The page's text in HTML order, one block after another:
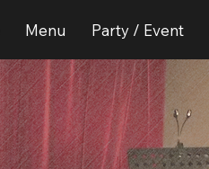
Menu Party / Event